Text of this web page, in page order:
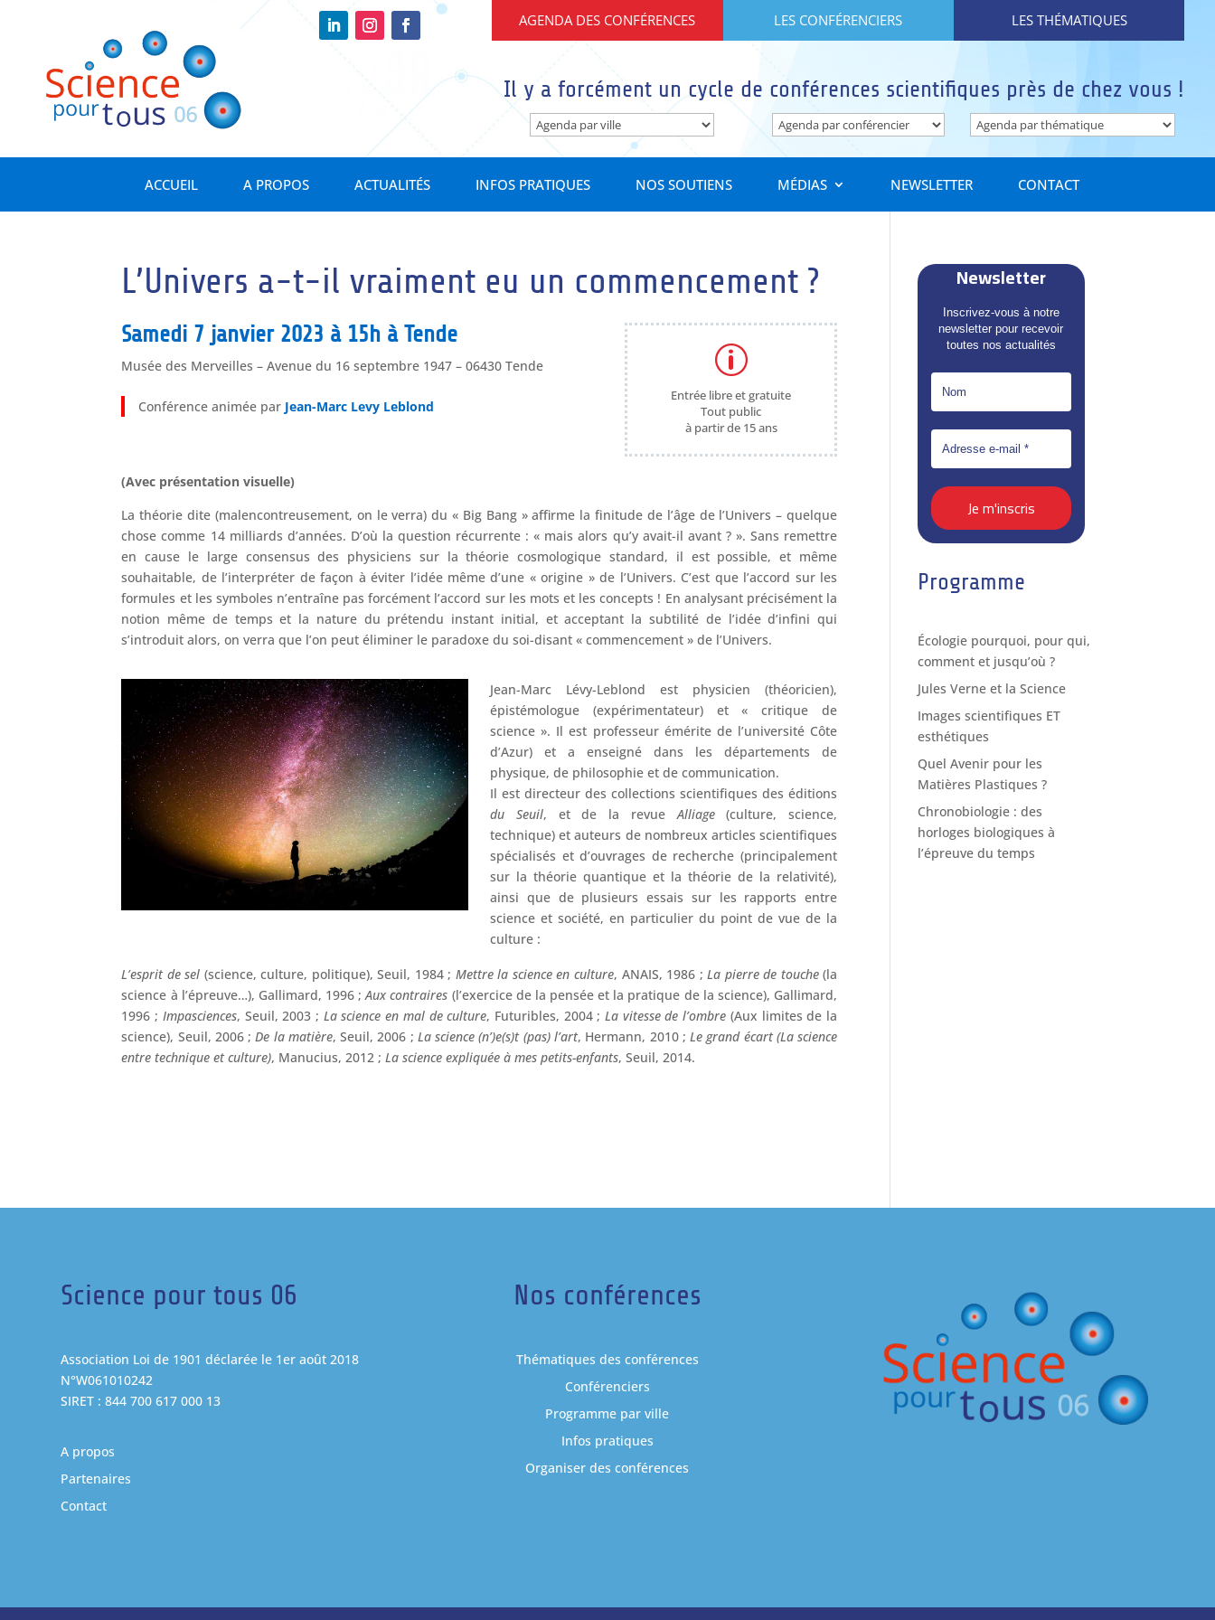
AGENDA DES CONFÉRENCES LES CONFÉRENCIERS LES THÉMATIQUES
Il y a forcément un cycle de conférences scientifiques près de chez vous !
ACCUEIL A PROPOS ACTUALITÉS INFOS PRATIQUES NOS SOUTIENS MÉDIAS NEWSLETTER CONTACT
L’Univers a-t-il vraiment eu un commencement ?
Samedi 7 janvier 2023 à 15h à Tende
Musée des Merveilles – Avenue du 16 septembre 1947 – 06430 Tende
Conférence animée par Jean-Marc Levy Leblond
p
Entrée libre et gratuite
Tout public
à partir de 15 ans
(Avec présentation visuelle)
La théorie dite (malencontreusement, on le verra) du « Big Bang » affirme la finitude de l’âge de l’Univers – quelque
chose comme 14 milliards d’années. D’où la question récurrente : « mais alors qu’y avait-il avant ? ». Sans remettre
en cause le large consensus des physiciens sur la théorie cosmologique standard, il est possible, et même
souhaitable, de l’interpréter de façon à éviter l’idée même d’une « origine » de l’Univers. C’est que l’accord sur les
formules et les symboles n’entraîne pas forcément l’accord sur les mots et les concepts ! En analysant précisément la
notion même de temps et la nature du prétendu instant initial, et acceptant la subtilité de l’idée d’infini qui
s’introduit alors, on verra que l’on peut éliminer le paradoxe du soi-disant « commencement » de l’Univers.
Jean-Marc Lévy-Leblond est physicien (théoricien),
épistémologue (expérimentateur) et « critique de
science ». Il est professeur émérite de l’université Côte
d’Azur) et a enseigné dans les départements de
physique, de philosophie et de communication.
Il est directeur des collections scientifiques des éditions
du Seuil, et de la revueAlliage(culture, science,
technique) et auteurs de nombreux articles scientifiques
spécialisés et d’ouvrages de recherche (principalement
sur la théorie quantique et la théorie de la relativité),
ainsi que de plusieurs essais sur les rapports entre
science et société, en particulier du point de vue de la
culture :
L’esprit de sel (science, culture, politique), Seuil, 1984 ; Mettre la science en culture, ANAIS, 1986 ;La pierre de touche(la
science à l’épreuve…), Gallimard, 1996 ;Aux contraires (l’exercice de la pensée et la pratique de la science), Gallimard,
1996 ; Impasciences, Seuil, 2003 ; La science en mal de culture, Futuribles, 2004 ;La vitesse de l’ombre (Aux limites de la
science), Seuil, 2006 ;De la matière, Seuil, 2006 ; La science (n’)e(s)t (pas) l’art, Hermann, 2010 ;Le grand écart (La science
entre technique et culture), Manucius, 2012 ; La science expliquée à mes petits-enfants, Seuil, 2014.
Newsletter
Inscrivez-vous à notre
newsletter pour recevoir
toutes nos actualités
Programme
Écologie pourquoi, pour qui,
comment et jusqu’où ?
Jules Verne et la Science
Images scientifiques ET
esthétiques
Quel Avenir pour les
Matières Plastiques ?
Chronobiologie : des
horloges biologiques à
l’épreuve du temps
Science pour tous 06
Association Loi de 1901 déclarée le 1er août 2018
N°W061010242
SIRET : 844 700 617 000 13
A propos
Partenaires
Contact
Nos conférences
Thématiques des conférences
Conférenciers
Programme par ville
Infos pratiques
Organiser des conférences